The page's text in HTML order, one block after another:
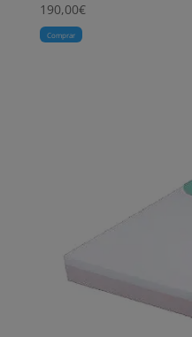
190,00€
Comprar